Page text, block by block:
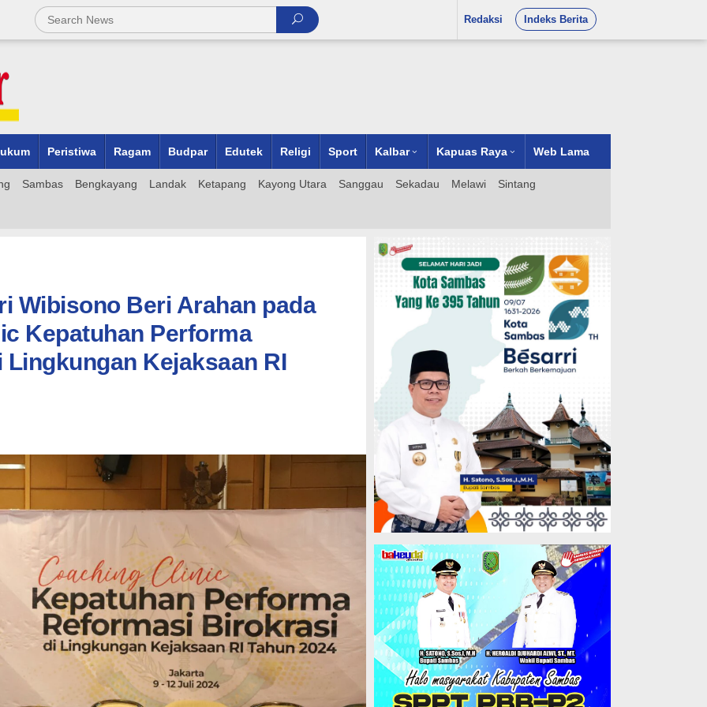
Redaksi Indeks Berita
Peristiwa Ragam Budpar Edutek Religi Sport Kalbar Kapuas Raya Web Lama
Sambas Bengkayang Landak Ketapang Kayong Utara Sanggau Sekadau Melawi Sintang
Wibisono Beri Arahan pada
Kepatuhan Performa
Kejaksaan RI